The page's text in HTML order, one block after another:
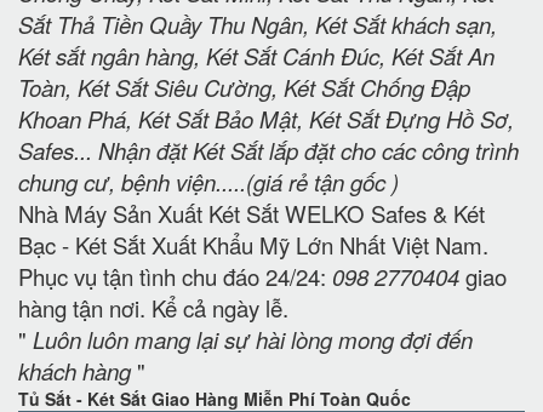
Sắt Thả Tiền Quầy Thu Ngân, Két Sắt khách sạn,
Két sắt ngân hàng, Két Sắt Cánh Đúc, Két Sắt An
Toàn, Két Sắt Siêu Cường, Két Sắt Chống Đập
Khoan Phá, Két Sắt Bảo Mật, Két Sắt Đựng Hồ Sơ,
Safes... Nhận đặt Két Sắt lắp đặt cho các công trình
chung cư, bệnh viện.....(giá rẻ tận gốc )
Nhà Máy Sản Xuất Két Sắt WELKO Safes & Két
Bạc - Két Sắt Xuất Khẩu Mỹ Lớn Nhất Việt Nam.
Phục vụ tận tình chu đáo 24/24: 098 2770404giao
hàng tận nơi. Kể cả ngày lễ.
" Luôn luôn mang lại sự hài lòng mong đợi đến
khách hàng"
Tủ Sắt - Két Sắt Giao Hàng Miễn Phí Toàn Quốc